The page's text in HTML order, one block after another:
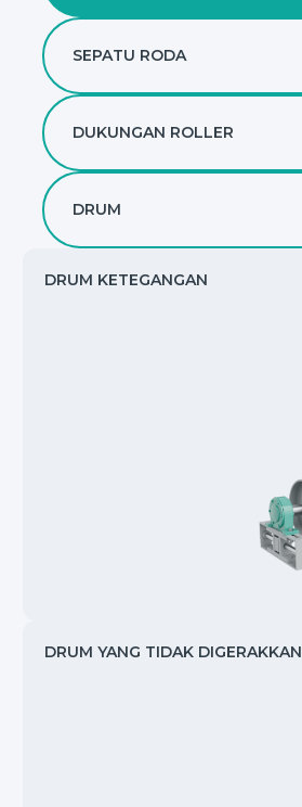
SEPATU RODA
DUKUNGAN ROLLER
DRUM
DRUM KETEGANGAN
DRUM YANG TIDAK DIGERAKKAN